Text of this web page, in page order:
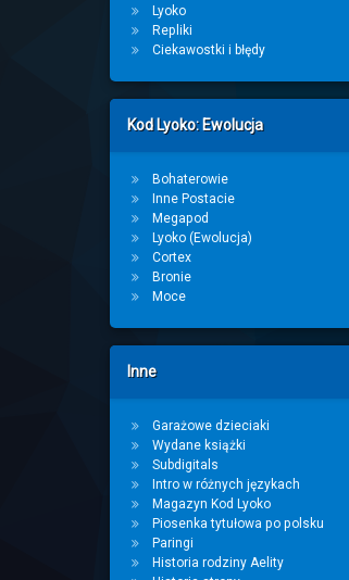
Lyoko
Repliki
Ciekawostki i błędy
Kod Lyoko: Ewolucja
Bohaterowie
Inne Postacie
Megapod
Lyoko (Ewolucja)
Cortex
Bronie
Moce
Inne
Garażowe dzieciaki
Wydane książki
Subdigitals
Intro w różnych językach
Magazyn Kod Lyoko
Piosenka tytułowa po polsku
Paringi
Historia rodziny Aelity